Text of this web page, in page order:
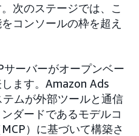
次のステージでは、こ
コンソールの枠を超え
ーバーがオープンベー
ます。Amazon Ads
ムが外部ツールと通信
ダードであるモデルコ
）に基づいて構築さ